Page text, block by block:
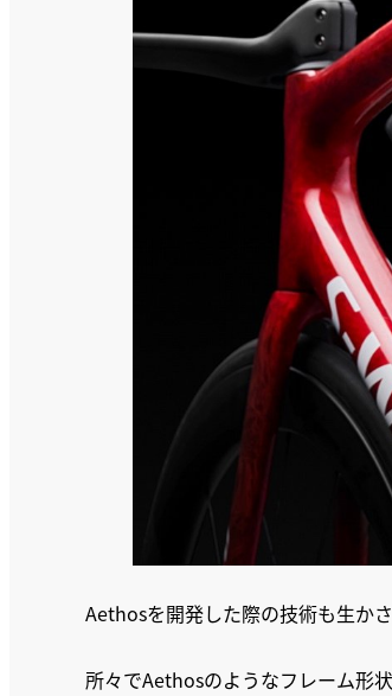
Aethosを開発した際の技術も生か
所々でAethosのようなフレーム形